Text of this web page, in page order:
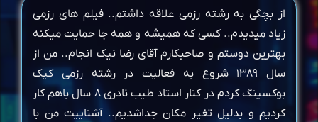
از بچگی به رشته رزمی علاقه داشتم.. فیلم های رزمی
زیاد میدیدم.. کسی که همیشه و همه جا حمایت میکنه
بهترین دوستم و صاحبکارم آقای رضا نیک انجام.. من از
سال ۱۳۸۹ شروع به فعالیت در رشته رزمی کیک
بوکسینگ کردم در کنار استاد طیب نادری ۸ سال باهم کار
کردیم و بدلیل تغیر مکان جداشدیم.. آشناییت من با